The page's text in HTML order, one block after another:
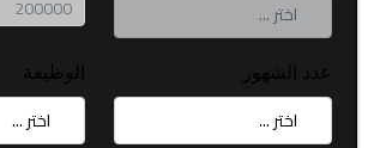
عدد الشهور الوظيفة